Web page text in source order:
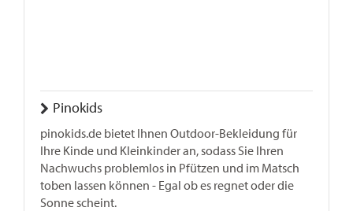
Pinokids
pinokids.de bietet Ihnen Outdoor-Bekleidung für
Ihre Kinde und Kleinkinder an, sodass Sie Ihren
Nachwuchs problemlos in Pfützen und im Matsch
toben lassen können - Egal ob es regnet oder die
Sonne scheint.